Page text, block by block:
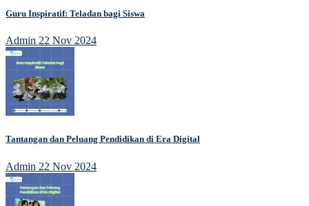
Guru Inspiratif: Teladan bagi Siswa
Admin 22 Nov 2024
Tantangan dan Peluang Pendidikan di Era Digital
Admin 22 Nov 2024